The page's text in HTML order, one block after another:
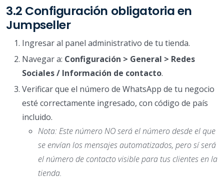
3.2 Configuración obligatoria en
Jumpseller
Ingresar al panel administrativo de tu tienda.
Navegar a: Configuración > General > Redes
Sociales / Información de contacto.
Verificar que el número de WhatsApp de tu negocio
esté correctamente ingresado, con código de país
incluido.
Nota: Este número NO será el número desde el que
se envían los mensajes automatizados, pero sí será
el número de contacto visible para tus clientes en la
tienda.